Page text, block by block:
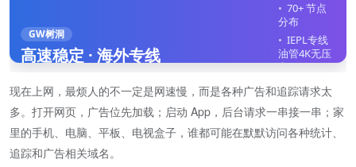
GW树洞
高速稳定 · 海外专线
70+ 节点
分布
IEPL专线
油管4K无压
力
全平台客
户端
不限制在
线设备
立即注册
现在上网，最烦人的不一定是网速慢，而是各种广告和追踪请求太
多。打开网页，广告位先加载；启动 App，后台请求一串接一串；家
里的手机、电脑、平板、电视盒子，谁都可能在默默访问各种统计、
追踪和广告相关域名。